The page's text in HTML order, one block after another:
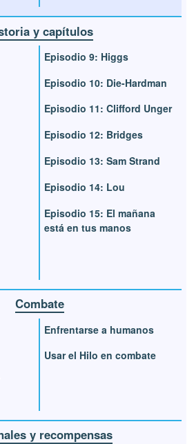
y capítulos
Episodio 9: Higgs
Episodio 10: Die-Hardman
Episodio 11: Clifford Unger
Episodio 12: Bridges
Episodio 13: Sam Strand
Episodio 14: Lou
Episodio 15: El mañana
está en tus manos
Combate
Enfrentarse a humanos
Usar el Hilo en combate
y recompensas